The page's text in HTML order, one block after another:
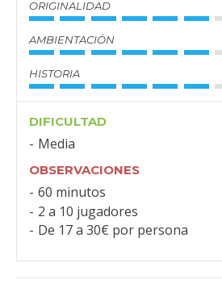
ORIGINALIDAD
AMBIENTACIÓN
HISTORIA
DIFICULTAD
Media
OBSERVACIONES
60 minutos
2 a 10 jugadores
De 17 a 30€ por persona